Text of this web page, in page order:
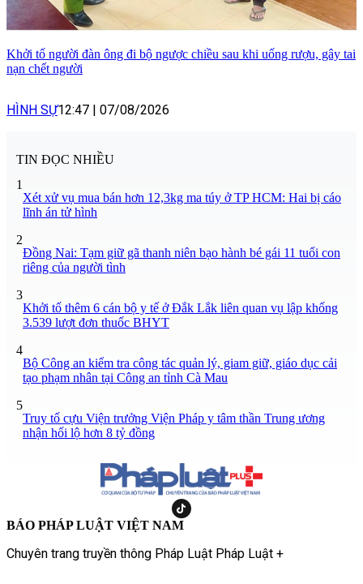
Khởi tố người đàn ông đi bộ ngược chiều sau khi uống rượu, gây tai
nạn chết người
HÌNH SỰ12:47 07/08/2026
TIN ĐỌC NHIỀU
1
Xét xử vụ mua bán hơn 12,3kg ma túy ở TP HCM: Hai bị cáo
lĩnh án tử hình
2
Đồng Nai: Tạm giữ gã thanh niên bạo hành bé gái 11 tuổi con
riêng của người tình
3
Khởi tố thêm 6 cán bộ y tế ở Đắk Lắk liên quan vụ lập khống
3.539 lượt đơn thuốc BHYT
4
Bộ Công an kiểm tra công tác quản lý, giam giữ, giáo dục cải
tạo phạm nhân tại Công an tỉnh Cà Mau
5
Truy tố cựu Viện trưởng Viện Pháp y tâm thần Trung ương
nhận hối lộ hơn 8 tỷ đồng
BÁO PHÁP LUẬT VIỆT NAM
Chuyên trang truyền thông Pháp Luật Pháp Luật +